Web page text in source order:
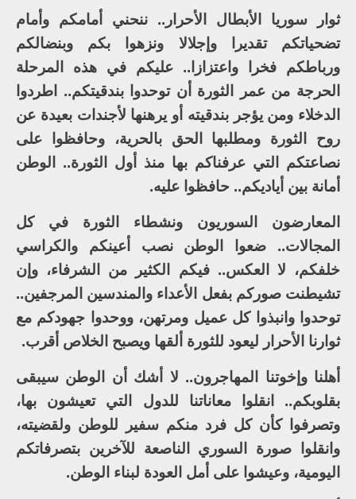
ثوار سوريا الأبطال الأحرار.. ننحني أمامكم وأمام
تضحياتكم تقديرا وإجلالا ونزهوا بكم وبنضالكم
ورباطكم فخرا واعتزازا.. عليكم في هذه المرحلة
الحرجة من عمر الثورة أن توحدوا بندقيتكم.. اطردوا
الدخلاء ومن يؤجر بندقيته أو يرهنها لأجندات بعيدة عن
روح الثورة ومطلبها الحق بالحرية، وحافظوا على
نصاعتكم التي عرفناكم بها منذ أول الثورة.. الوطن
أمانة بين أياديكم.. حافظوا عليه.
المعارضون السوريون ونشطاء الثورة في كل
المجالات.. ضعوا الوطن نصب أعينكم والكراسي
خلفكم، لا العكس.. فيكم الكثير من الشرفاء، وإن
تشيطنت صوركم بفعل الأعداء والمندسين المرجفين..
توحدوا وانبذوا كل عميل ومرتهن، ووحدوا جهودكم مع
ثوارنا الأحرار ليعود للثورة ألقها ويصبح الخلاص أقرب.
أهلنا وإخوتنا المهاجرون.. لا أشك أن الوطن سيبقى
بقلوبكم.. انقلوا معاناتنا للدول التي تعيشون بها،
وتصرفوا كأن كل فرد منكم سفير للوطن ولقضيته،
وانقلوا صورة السوري الناصعة للآخرين بتصرفاتكم
اليومية، وعيشوا على أمل العودة لبناء الوطن.